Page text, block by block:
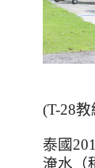
(T-28
泰國
淹水（